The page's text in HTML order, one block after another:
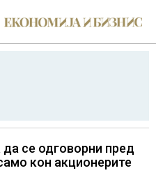
се одговорни пред
кон акционерите